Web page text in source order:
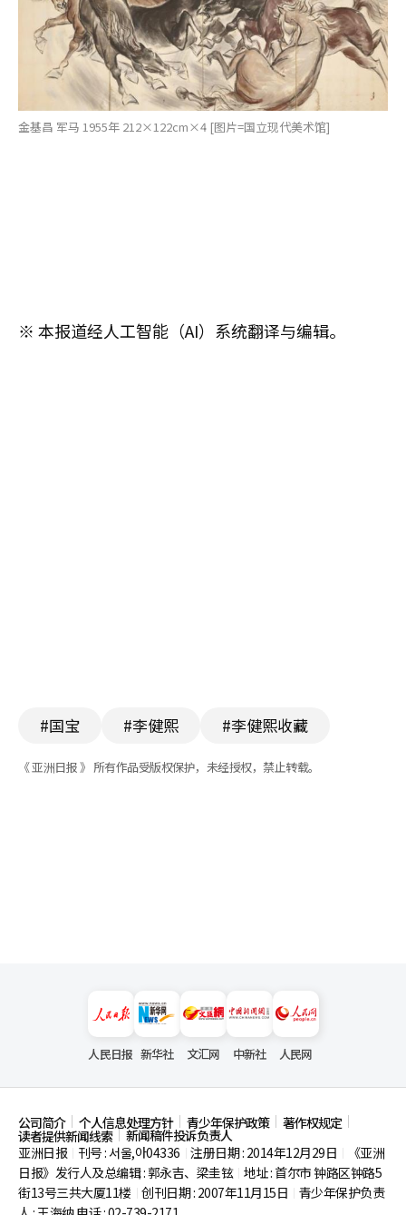
金基昌 军马 1955年 212×122cm×4 [图片=国立现代美术馆]
※ 本报道经人工智能（AI）系统翻译与编辑。
#国宝 #李健熙 #李健熙收藏
《 亚洲日报 》 所有作品受版权保护，未经授权，禁止转载。
人民日报 新华社 文汇网 中新社 人民网
公司简介 个人信息处理方针 青少年保护政策 著作权规定
读者提供新闻线索
新闻稿件投诉负责人
亚洲日报
刊号 : 서울,아04336 注册日期 : 2014年12月29日
《亚洲
日报》发行人及总编辑 : 郭永吉、梁圭铉 地址 : 首尔市钟路区钟路5
街13号三共大厦11楼 创刊日期 : 2007年11月15日
青少年保护负责